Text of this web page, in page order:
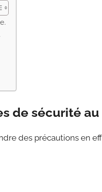
de sécurité
des précautions en